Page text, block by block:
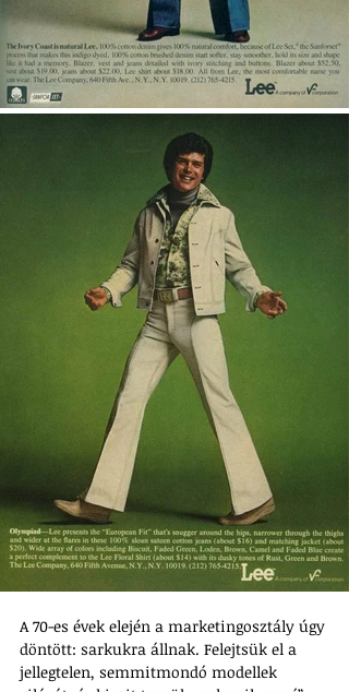
A 70-es évek elején a marketingosztály úgy
döntött: sarkukra állnak. Felejtsük el a
jellegtelen, semmitmondó modellek